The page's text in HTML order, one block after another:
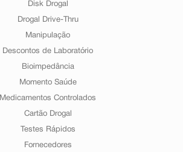
Disk Drogal
Drogal Drive-Thru
Manipulação
Descontos de Laboratório
Bioimpedância
Momento Saúde
Medicamentos Controlados
Cartão Drogal
Testes Rápidos
Fornecedores